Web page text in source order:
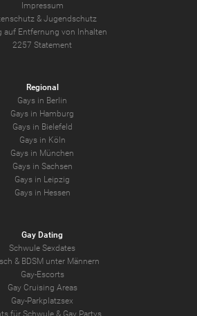
Impressum
& Jugendschutz
auf Entfernung von Inhalten
2257 Statement
Regional
Gays in Berlin
Gays in Hamburg
Gays in Bielefeld
Gays in Köln
Gays in München
Gays in Sachsen
Gays in Leipzig
Gays in Hessen
Gay Dating
Schwule Sexdates
& BDSM unter Männern
Gay-Escorts
Gay Cruising Areas
Gay-Parkplatzsex